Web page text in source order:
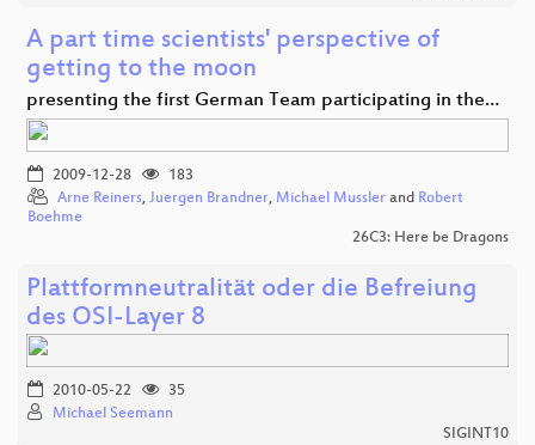
A part time scientists' perspective of
getting to the moon
presenting the first German Team participating in the…
2009-12-28
183
Arne Reiners, Juergen Brandner, Michael Mussler and Robert
Boehme
26C3: Here be Dragons
Plattformneutralität oder die Befreiung
des OSI-Layer 8
2010-05-22
35
Michael Seemann
SIGINT10